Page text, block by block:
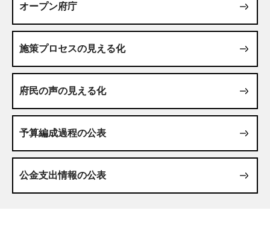
オープン府庁
施策プロセスの見える化
府民の声の見える化
予算編成過程の公表
公金支出情報の公表